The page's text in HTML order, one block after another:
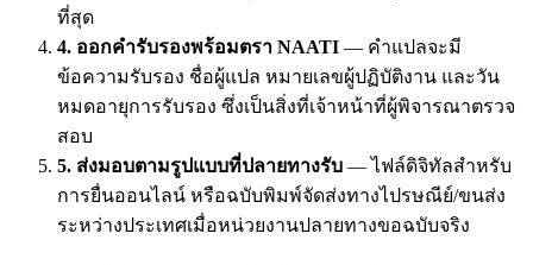
ที่สุด
4. ออกคำรับรองพร้อมตรา NAATI — คำแปลจะมี
ข้อความรับรอง ชื่อผู้แปล หมายเลขผู้ปฏิบัติงาน และวัน
หมดอายุการรับรอง ซึ่งเป็นสิ่งที่เจ้าหน้าที่ผู้พิจารณาตรวจ
สอบ
5. ส่งมอบตามรูปแบบที่ปลายทางรับ — ไฟล์ดิจิทัลสำหรับ
การยื่นออนไลน์ หรือฉบับพิมพ์จัดส่งทางไปรษณีย์/ขนส่ง
ระหว่างประเทศเมื่อหน่วยงานปลายทางขอฉบับจริง